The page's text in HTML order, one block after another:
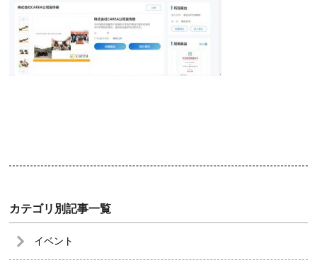
カテゴリ別記事一覧
イベント